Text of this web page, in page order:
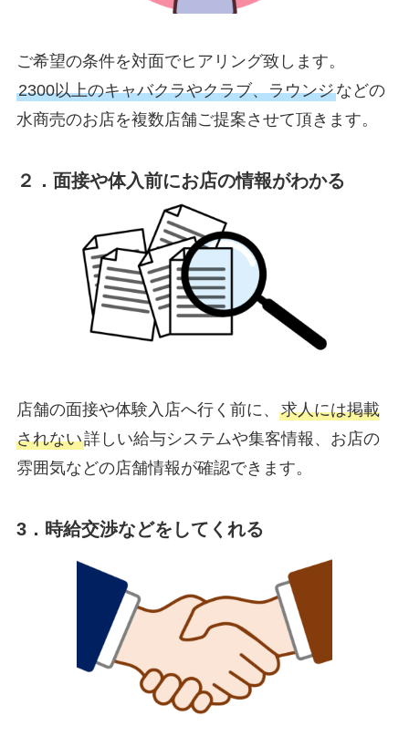
ご希望の条件を対面でヒアリング致します。
2300以上のキャバクラやクラブ、ラウンジなどの
水商売のお店を複数店舗ご提案させて頂きます。
２．面接や体入前にお店の情報がわかる
店舗の面接や体験入店へ行く前に、 求人には掲載
されない詳しい給与システムや集客情報、お店の
雰囲気などの店舗情報が確認できます。
3．時給交渉などをしてくれる